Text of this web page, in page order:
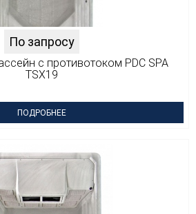
По запросу
с противотоком PDC SPA
TSX19
ПОДРОБНЕЕ